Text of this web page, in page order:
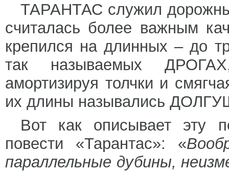
ТАРАНТАС служил
считалась более важным
крепился на длинных – до
так называемых
амортизируя толчки и
их длины назывались
Вот как описывает эту
повести «Тарантас»: «
параллельные дубины,